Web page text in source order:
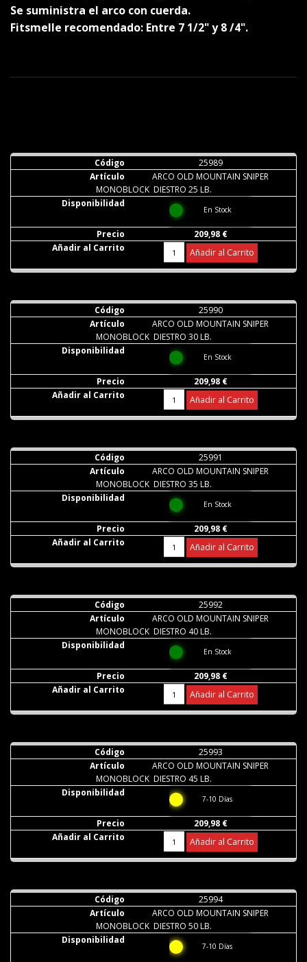
Se suministra el arco con cuerda.
Fitsmelle recomendado: Entre 7 1/2" y 8 /4".
25989
ARCO OLD MOUNTAIN SNIPER
MONOBLOCK DIESTRO 25 LB.
En Stock
209,98 €
Añadir al Carrito
25990
ARCO OLD MOUNTAIN SNIPER
MONOBLOCK DIESTRO 30 LB.
En Stock
209,98 €
Añadir al Carrito
25991
ARCO OLD MOUNTAIN SNIPER
MONOBLOCK DIESTRO 35 LB.
En Stock
209,98 €
Añadir al Carrito
25992
ARCO OLD MOUNTAIN SNIPER
MONOBLOCK DIESTRO 40 LB.
En Stock
209,98 €
Añadir al Carrito
25993
ARCO OLD MOUNTAIN SNIPER
MONOBLOCK DIESTRO 45 LB.
7-10 Días
209,98 €
Añadir al Carrito
25994
ARCO OLD MOUNTAIN SNIPER
MONOBLOCK DIESTRO 50 LB.
7-10 Días